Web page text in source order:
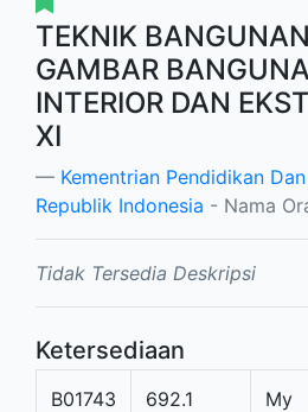
TEKNIK
GAMBAR
INTERIOR DAN
XI
Kementrian Pendidikan
Republik Indonesia - Nama
Tidak Tersedia Deskripsi
Ketersediaan
B01743
692.1
My